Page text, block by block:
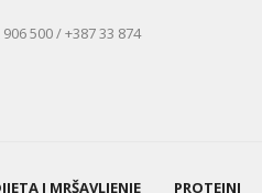
500 / +387 33 874
I MRŠAVLJENJE PROTEINI